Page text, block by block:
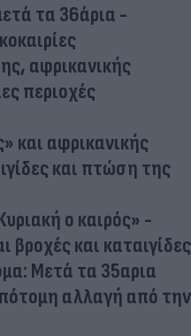
τα 36άρια -
αφρικανικής
περιοχές
και αφρικανικής
και πτώση της
ο καιρός» -
βροχές και καταιγίδες
Μετά τα 35αρια
αλλαγή από την